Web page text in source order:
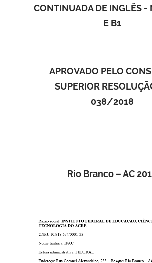
CONTINUADA DE INGLÊS -
E B1
APROVADO PELO
SUPERIOR
038/2018
Rio Branco – AC